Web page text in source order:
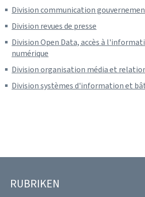
Division communication
Division revues de presse
Division Open Data, accès à
numérique
Division organisation média et
Division systèmes d'information et
Footer
RUBRIKEN